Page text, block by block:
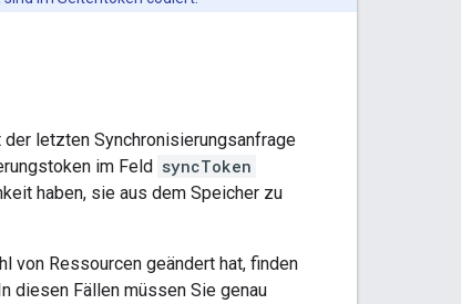
der letzten Synchronisierungsanfrage
im Feld syncToken
haben, sie aus dem Speicher zu
von Ressourcen geändert hat, finden
diesen Fällen müssen Sie genau